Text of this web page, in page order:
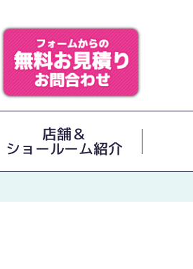
店舗＆
ショールーム紹介